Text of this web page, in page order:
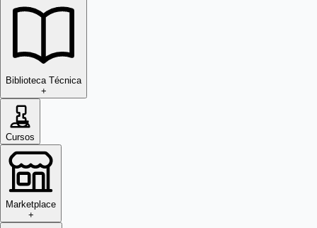
Biblioteca Técnica
+
Cursos
Marketplace
+